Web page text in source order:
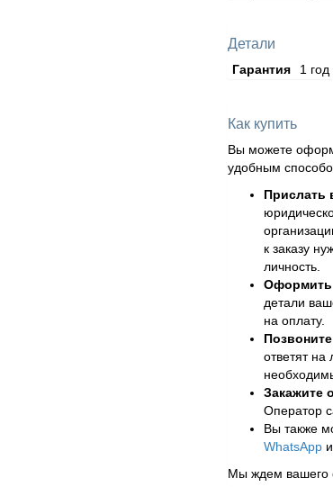
Детали
Гарантия 1 год
Как купить
Вы можете
удобным
Прислать
к заказу
личность.
Оформить
детали
на оплату.
ответят
Закажите
Оператор
Вы также
WhatsAppи
Мы ждем вашего